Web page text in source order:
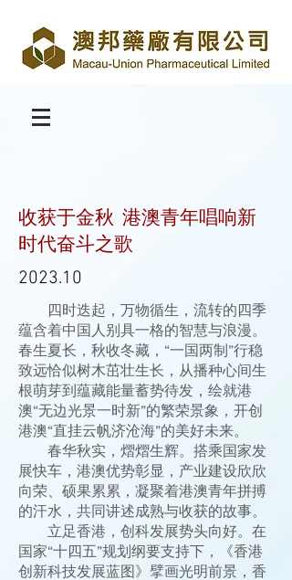
收获于金秋 港澳青年唱响新
时代奋斗之歌
2023.10
四时迭起，万物循生，流转的四季
蕴含着中国人别具一格的智慧与浪漫。
春生夏长，秋收冬藏，“一国两制”行稳
致远恰似树木茁壮生长，从播种心间生
根萌芽到蕴藏能量蓄势待发，绘就港
澳“无边光景一时新”的繁荣景象，开创
港澳“直挂云帆济沧海”的美好未来。
春华秋实，熠熠生辉。搭乘国家发
展快车，港澳优势彰显，产业建设欣欣
向荣、硕果累累，凝聚着港澳青年拼搏
的汗水，共同讲述成熟与收获的故事。
立足香港，创科发展势头向好。在
国家“十四五”规划纲要支持下，《香港
创新科技发展蓝图》擘画光明前景，香